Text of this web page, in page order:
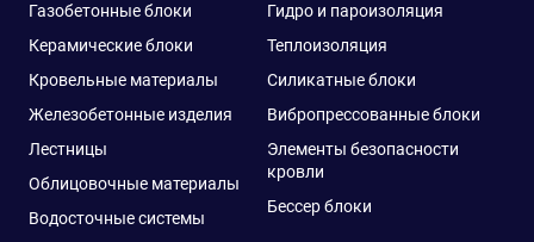
Газобетонные блоки
Керамические блоки
Кровельные материалы
Железобетонные изделия
Лестницы
Облицовочные материалы
Водосточные системы
Гидро и пароизоляция
Теплоизоляция
Силикатные блоки
Вибропрессованные блоки
Элементы безопасности
кровли
Бессер блоки